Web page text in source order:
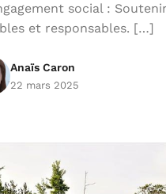
social :
et responsables. […]
Anaïs Caron
22 mars 2025